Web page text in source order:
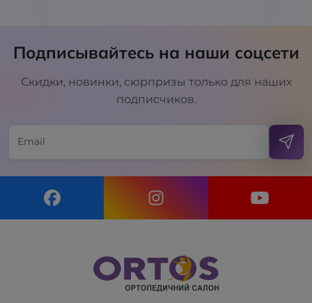
Подписывайтесь на наши соцсети
Скидки, новинки, сюрпризы только для наших
подписчиков.